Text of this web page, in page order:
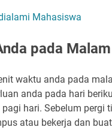
Mahasiswa
pada
waktu anda pada
anda pada hari
hari. Sebelum pergi
atau bekerja dan